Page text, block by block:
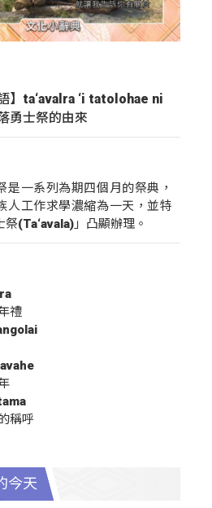
】ta‘avalra ‘i tatolohae ni
勇士祭的由來
是一系列為期四個月的祭典，
人工作求學濃縮為一天，並特
祭(Ta‘avala)」凸顯辦理。
禮
稱呼
今天